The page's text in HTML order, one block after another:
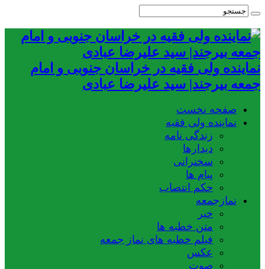
نماینده ولی فقیه در خراسان جنوبی و امام
جمعه بیرجند| سید علیرضا عبادی
صفحه نخست
نماینده ولی فقیه
زندگی نامه
دیدارها
سخنرانی
پیام ها
حکم انتصاب
نمازجمعه
خبر
متن خطبه ها
فیلم خطبه های نماز جمعه
عکس
صوت